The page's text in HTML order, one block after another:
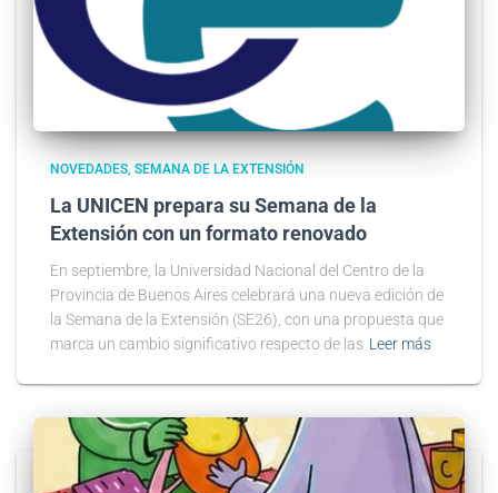
NOVEDADES SEMANA DE LA EXTENSIÓN
La UNICEN prepara su Semana de la
Extensión con un formato renovado
En septiembre, la Universidad Nacional del Centro de la
Provincia de Buenos Aires celebrará una nueva edición de
la Semana de la Extensión (SE26), con una propuesta que
marca un cambio significativo respecto de las Leer más